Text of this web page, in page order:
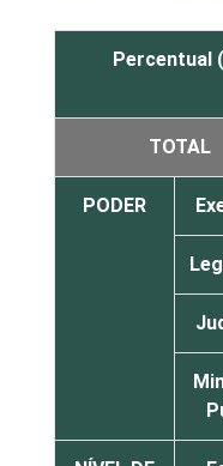
Percentual
TOTAL
PODER